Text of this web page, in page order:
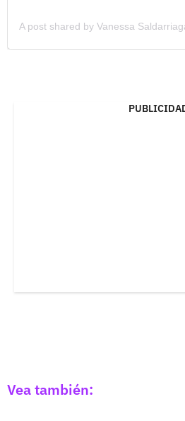
Vea también: